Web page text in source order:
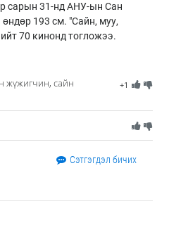
сарын 31-нд АНУ-ын Сан
193 см. "Сайн, муу,
70 кинонд тогложээ.
+1
жүжигчин, сайн
Сэтгэгдэл бичих